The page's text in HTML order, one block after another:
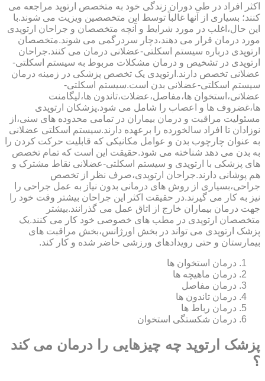
اکثر افراد در طی دوران زندگی خود به متخصص ارتوپد مراجعه می
کنند؛ بسیاری از آنها غالباً توسط این متخصصین ویزیت می شوند.با
این حال،اغلب در مورد شرایط و آنچه متخصصان و جراحان ارتوپدی
مورد درمان قرار می دهند،دچار سردرگمی می شوند.متخصصان
ارتوپدی درباره سیستم اسکلتی-عضلانی درمان می کنند.جراحان
ارتوپدی در تشخیص و درمان مشکلات مربوط به سیستم اسکلتی-
عضلانی تخصص دارند.ارتوپدی یک تخصص پزشکی در زمینه درمان
سیستم اسکلتی-عضلانی بدن است.سیستم اسکلتی-
عضلانی،استخوان ها،مفاصل،عضلات،تاندون ها،لیگامنت
ها،غضروف ها و اعصاب را شامل می شود.پزشکان ارتوپدی
مسئولیت مراقبت و درمان بیماران در تمامی محدوده های سنی،از
نوزادان تا افراد سالخورده را برعهده دارند.سیستم اسکلتی عضلانی
به عنوان چارچوب بدن و عوامل مکانیکی که قابلیت حرکت کردن را
به بدن می دهد شناخته می شود.حقیقت این است که تمام تخصص
های پزشکی با ارتوپدی و سیستم اسکلتی-عضلانی نقاط مشترک و
هم پوشانی دارند.جراحان ارتوپدی،صرف نظر از تخصص
جراحی،بسیاری از روش های درمانی بدون نیاز به عمل جراحی را
نیز به کار می گیرند.در حقیقت اکثر این جراحان بیشتر وقت خود را
جهت درمان بیماران خارج از اتاق عمل می گذرانند.بیشتر
متخصصان ارتوپدی در مطب های خصوصی خود کار می کنند.یک
پزشک ارتوپدی می تواند در بخش اورژانس،بخش مراقبت های
بیمارستان و حتی رویدادهای ورزشی حاضر شده و کار کند.
درمان استخوان ها
درمان ماهیچه ها
درمان مفاصل
درمان تاندون ها
درمان رباط ها
درمان شکستگی استخوان
پزشک ارتوپد چه چیزهایی را درمان می کند
؟